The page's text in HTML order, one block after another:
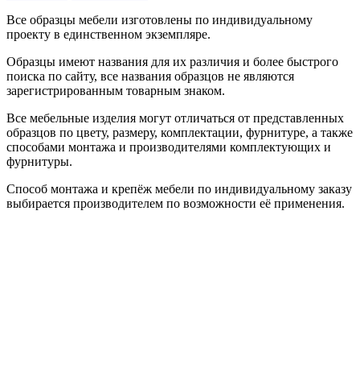
Все образцы мебели изготовлены по индивидуальному
проекту в единственном экземпляре.
Образцы имеют названия для их различия и более быстрого
поиска по сайту, все названия образцов не являются
зарегистрированным товарным знаком.
Все мебельные изделия могут отличаться от представленных
образцов по цвету, размеру, комплектации, фурнитуре, а также
способами монтажа и производителями комплектующих и
фурнитуры.
Способ монтажа и крепёж мебели по индивидуальному заказу
выбирается производителем по возможности её применения.